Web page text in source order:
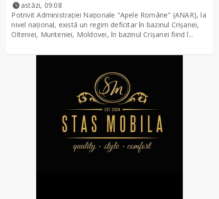
astăzi, 09:08
Potrivit Administraţiei Naţionale "Apele Române" (ANAR), la
nivel naţional, există un regim deficitar în bazinul Crişanei,
Olteniei, Munteniei, Moldovei, în bazinul Crişanei fiind î...